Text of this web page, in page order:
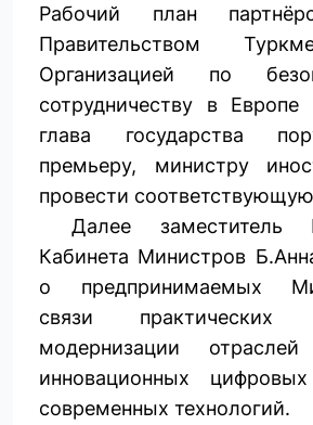
Рабочий план
Правительством
Организацией по
сотрудничеству в
глава государства
премьеру, министру
провести
Далее заместитель
Кабинета Министров
о предпринимаемых
связи
модернизации
инновационных
современных технологий.